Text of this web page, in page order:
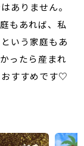
ありません。
もあれば、私
いう家庭もあ
ったら産まれ
おすすめです♡